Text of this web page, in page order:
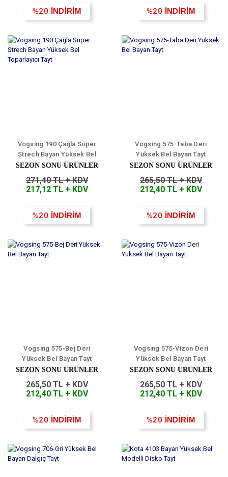
%20 İNDİRİM %20 İNDİRİM
Vogsing 190 Çağla Süper
Strech Bayan Yüksek Bel
Toparlayıcı Tayt
SEZON SONU ÜRÜNLER
271,40 TL + KDV
217,12 TL + KDV
%20 İNDİRİM
Vogsing 575-Taba Deri
Yüksek Bel Bayan Tayt
SEZON SONU ÜRÜNLER
265,50 TL + KDV
212,40 TL + KDV
%20 İNDİRİM
Vogsing 575-Bej Deri
Yüksek Bel Bayan Tayt
SEZON SONU ÜRÜNLER
265,50 TL + KDV
212,40 TL + KDV
%20 İNDİRİM
Vogsing 575-Vizon Deri
Yüksek Bel Bayan Tayt
SEZON SONU ÜRÜNLER
265,50 TL + KDV
212,40 TL + KDV
%20 İNDİRİM